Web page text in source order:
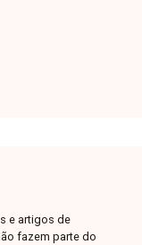
e artigos de
fazem parte do